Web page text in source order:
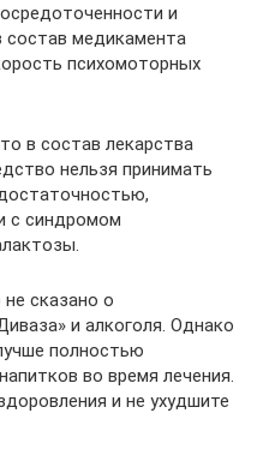
и
состав медикамента
психомоторных
в состав лекарства
нельзя принимать
с синдромом
сказано о
и алкоголя. Однако
полностью
во время лечения.
и не ухудшите